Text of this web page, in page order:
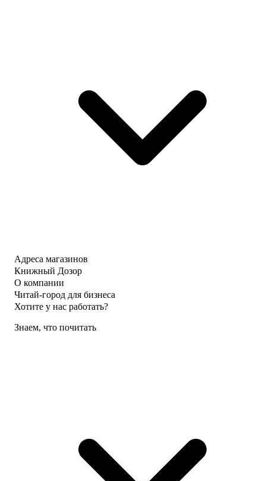
Адреса магазинов
Книжный Дозор
О компании
Читай-город для бизнеса
Хотите у нас работать?
Знаем, что почитать